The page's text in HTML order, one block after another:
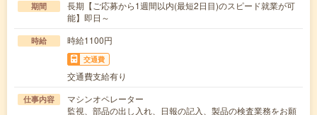
期間
長期【ご応募から1週間以内(最短2日目)のスピード就業が可
能】即日～
時給 時給1100円
交通費
交通費支給有り
仕事内容
マシンオペレーター
監視、部品の出し入れ、日報の記入、製品の検査業務をお願